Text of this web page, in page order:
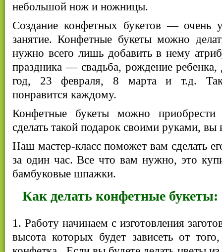
небольшой нож и ножницы.
Создание конфетных букетов — очень
занятие. Конфетные букеты можно
нужно всего лишь добавить в нему
праздника — свадьба, рождение
год, 23 февраля, 8 марта и т.д.
понравится каждому.
Конфетные букеты можно
сделать такой подарок своими руками, вы
Наш мастер-класс поможет вам сделать
за один час. Все что вам нужно, это
бамбуковые шпажки.
Как делать конфетные букеты:
1. Работу начинаем с изготовления
высота которых будет зависеть от